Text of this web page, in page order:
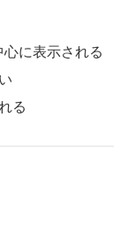
に表示される
る